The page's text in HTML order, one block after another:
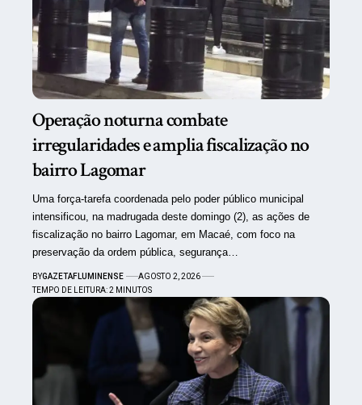
Operação noturna combate
irregularidades e amplia fiscalização no
bairro Lagomar
Uma força-tarefa coordenada pelo poder público municipal
intensificou, na madrugada deste domingo (2), as ações de
fiscalização no bairro Lagomar, em Macaé, com foco na
preservação da ordem pública, segurança…
BYGAZETAFLUMINENSE
AGOSTO 2, 2026
TEMPO DE LEITURA: 2 MINUTOS